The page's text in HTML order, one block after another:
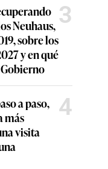
Neuhaus,
sobre los
y en qué
3
a paso,
más
visita
4